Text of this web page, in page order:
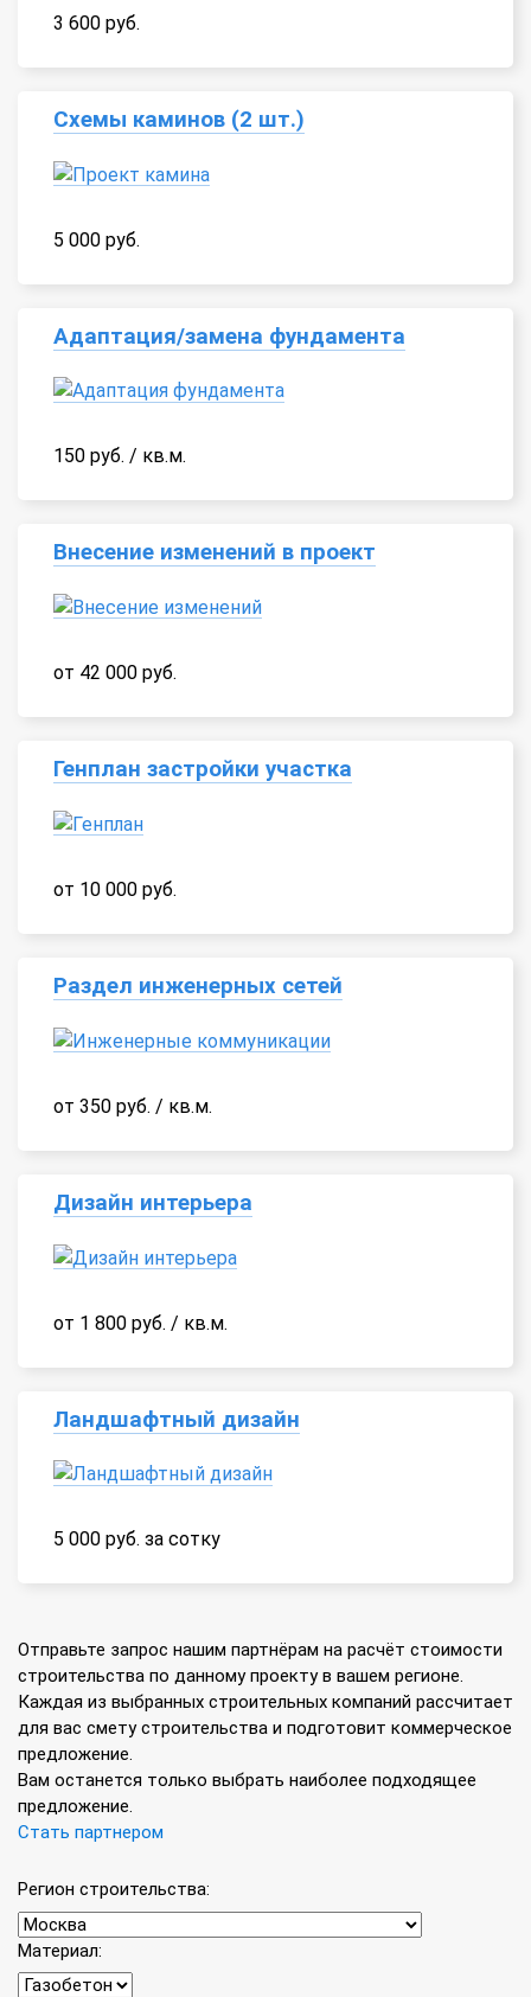
3 600 руб.
Схемы каминов (2 шт.)
5 000 руб.
Адаптация/замена фундамента
150 руб. / кв.м.
Внесение изменений в проект
от 42 000 руб.
Генплан застройки участка
от 10 000 руб.
Раздел инженерных сетей
от 350 руб. / кв.м.
Дизайн интерьера
от 1 800 руб. / кв.м.
Ландшафтный дизайн
5 000 руб. за сотку
Отправьте запрос нашим партнёрам на расчёт стоимости
строительства по данному проекту в вашем регионе.
Каждая из выбранных строительных компаний рассчитает
для вас смету строительства и подготовит коммерческое
предложение.
Вам останется только выбрать наиболее подходящее
предложение.
Стать партнером
Регион строительства:
Материал: